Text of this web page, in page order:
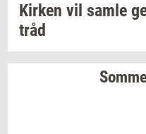
Kir­ken vil samle
tråd